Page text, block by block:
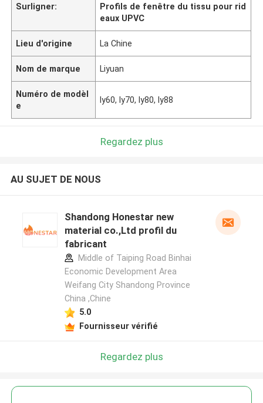
Surligner:
Profils de fenêtre du tissu pour rid
eaux UPVC
Lieu d'origine La Chine
Nom de marque Liyuan
Numéro de modèl
e
ly60, ly70, ly80, ly88
Regardez plus
AU SUJET DE NOUS
Shandong Honestar new
material co.,Ltd profil du
fabricant
Middle of Taiping Road Binhai
Economic Development Area
Weifang City Shandong Province
China ,Chine
5.0
Fournisseur vérifié
Regardez plus